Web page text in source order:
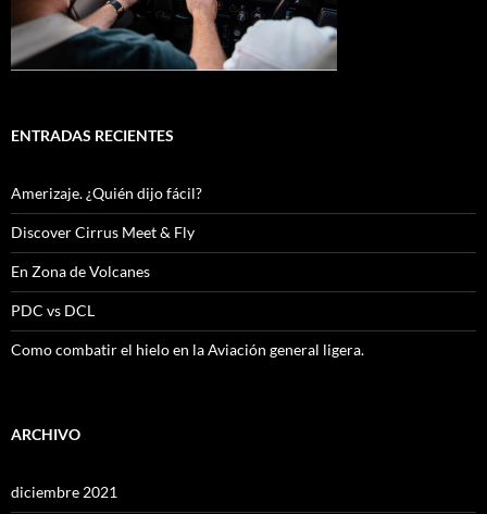
ENTRADAS RECIENTES
Amerizaje. ¿Quién dijo fácil?
Discover Cirrus Meet & Fly
En Zona de Volcanes
PDC vs DCL
Como combatir el hielo en la Aviación general ligera.
ARCHIVO
diciembre 2021